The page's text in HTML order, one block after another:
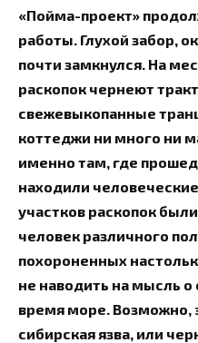
«Пойма-проект»
работы. Глухой забор,
почти замкнулся. На
раскопок чернеют
свежевыкопанные
коттеджи ни много ни
именно там, где
находили
участков раскопок
человек различного
похороненных
не наводить на мысль
время море. Возможно,
сибирская язва, или